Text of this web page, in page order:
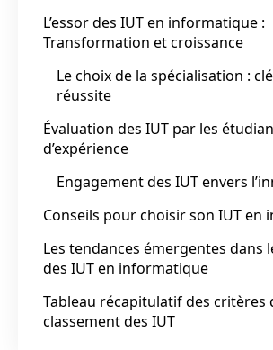
L’essor des IUT en informatique :
Transformation et croissance
Le choix de la spécialisation :
réussite
Évaluation des IUT par les
d’expérience
Engagement des IUT envers
Conseils pour choisir son IUT en
Les tendances émergentes dans
des IUT en informatique
Tableau récapitulatif des critères
classement des IUT